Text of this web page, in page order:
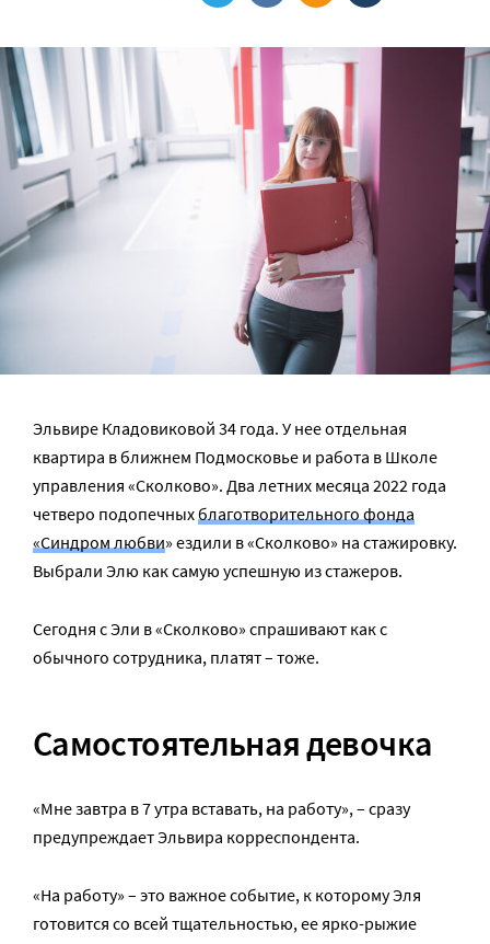
Эльвире Кладовиковой 34 года. У нее отдельная
квартира в ближнем Подмосковье и работа в Школе
управления «Сколково». Два летних месяца 2022 года
четверо подопечныхблаготворительного фонда
«Синдром любви» ездили в «Сколково» на стажировку.
Выбрали Элю как самую успешную из стажеров.
Сегодня с Эли в «Сколково» спрашивают как с
обычного сотрудника, платят – тоже.
Самостоятельная девочка
«Мне завтра в 7 утра вставать, на работу», – сразу
предупреждает Эльвира корреспондента.
«На работу» – это важное событие, к которому Эля
готовится со всей тщательностью, ее ярко-рыжие